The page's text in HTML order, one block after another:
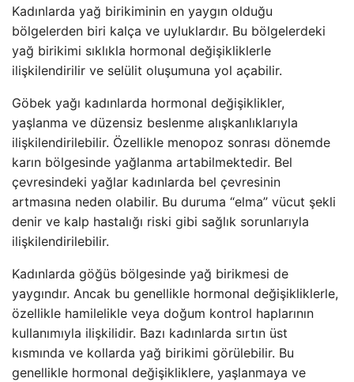
Kadınlarda yağ birikiminin en yaygın olduğu
bölgelerden biri kalça ve uyluklardır. Bu bölgelerdeki
yağ birikimi sıklıkla hormonal değişikliklerle
ilişkilendirilir ve selülit oluşumuna yol açabilir.
Göbek yağı kadınlarda hormonal değişiklikler,
yaşlanma ve düzensiz beslenme alışkanlıklarıyla
ilişkilendirilebilir. Özellikle menopoz sonrası dönemde
karın bölgesinde yağlanma artabilmektedir. Bel
çevresindeki yağlar kadınlarda bel çevresinin
artmasına neden olabilir. Bu duruma “elma” vücut şekli
denir ve kalp hastalığı riski gibi sağlık sorunlarıyla
ilişkilendirilebilir.
Kadınlarda göğüs bölgesinde yağ birikmesi de
yaygındır. Ancak bu genellikle hormonal değişikliklerle,
özellikle hamilelikle veya doğum kontrol haplarının
kullanımıyla ilişkilidir. Bazı kadınlarda sırtın üst
kısmında ve kollarda yağ birikimi görülebilir. Bu
genellikle hormonal değişikliklere, yaşlanmaya ve